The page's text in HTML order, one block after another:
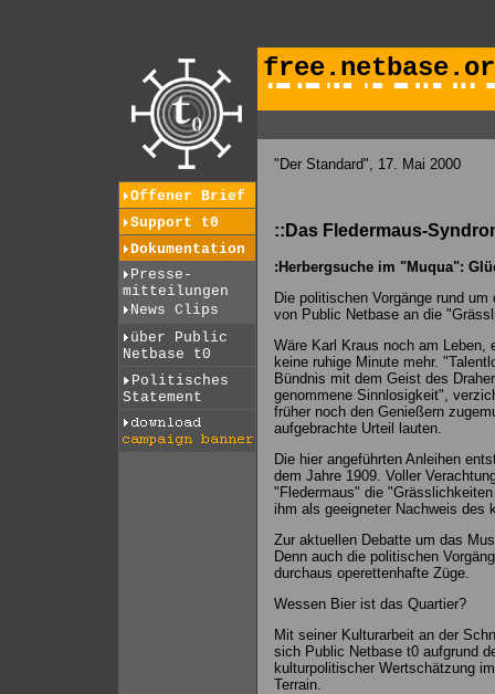
Offener Brief
Support t0
Dokumentation
Presse-
mitteilungen
News Clips
über Public
Netbase t0
Politisches
Statement
"Der Standard", 17. Mai 2000
::Das Fledermaus-
:Herbergsuche im "Muqua":
Die politischen Vorgänge rund
von Public Netbase an die
Wäre Karl Kraus noch am Leben,
keine ruhige Minute mehr.
Bündnis mit dem Geist des
genommene Sinnlosigkeit",
früher noch den Genießern
aufgebrachte Urteil lauten.
Die hier angeführten Anleihen
dem Jahre 1909. Voller
"Fledermaus" die
ihm als geeigneter Nachweis des
Zur aktuellen Debatte um das
Denn auch die politischen
durchaus operettenhafte Züge.
Wessen Bier ist das Quartier?
Mit seiner Kulturarbeit an der
sich Public Netbase t0 aufgrund
kulturpolitischer Wertschätzung
Terrain.